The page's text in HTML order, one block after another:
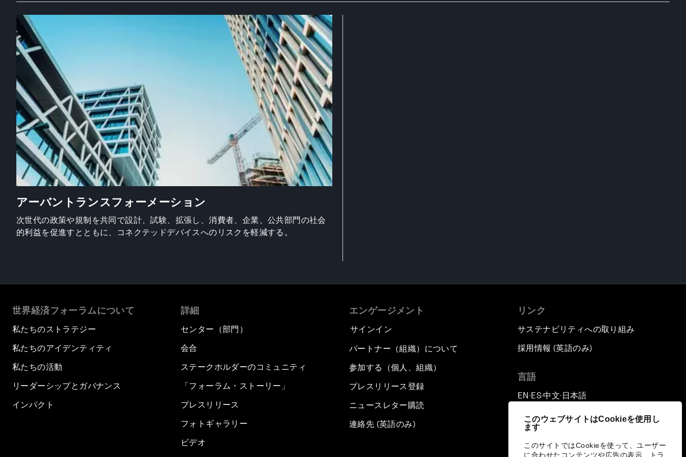
このウェブサイトはCookieを使用し
ます
このサイトではCookieを使って、ユーザー
に合わせたコンテンツや広告の表示、トラ
アーバントランスフォーメーション
次世代の政策や規制を共同で設計、試験、拡張し、消費者、企業、公共部門の社会
的利益を促進すとともに、コネクテッドデバイスへのリスクを軽減する。
世界経済フォーラムについて
私たちのストラテジー
私たちのアイデンティティ
私たちの活動
リーダーシップとガバナンス
インパクト
詳細
センター（部門）
会合
ステークホルダーのコミュニティ
「フォーラム・ストーリー」
プレスリリース
フォトギャラリー
ビデオ
エンゲージメント
サインイン
パートナー（組織）について
参加する（個人、組織）
プレスリリース登録
ニュースレター購読
連絡先 (英語のみ)
リンク
サステナビリティへの取り組み
採用情報 (英語のみ)
言語
EN ▪ES▪中文▪ 日本語